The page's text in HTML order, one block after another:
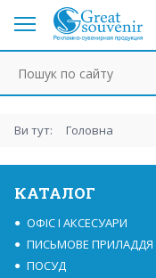
Ви тут: Головна
КАТАЛОГ
ОФІС І АКСЕСУАРИ
ПИСЬМОВЕ ПРИЛАДДЯ
ПОСУД